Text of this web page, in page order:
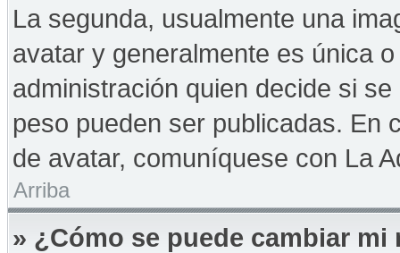
La segunda, usualmente una
avatar y generalmente es única
administración quien decide si
peso pueden ser publicadas. En
de avatar, comuníquese con La
Arriba
» ¿Cómo se puede cambiar mi